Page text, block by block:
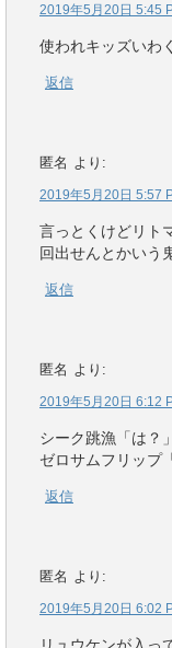
2019年5月20日 5:45
使われキッズいわ
返信
匿名 より:
2019年5月20日 5:57
言っとくけどリト
回出せんとかいう
返信
匿名 より:
2019年5月20日 6:12
シーク跳漁「は？」
ゼロサムフリップ
返信
匿名 より:
2019年5月20日 6:02
リュウケンが入っ